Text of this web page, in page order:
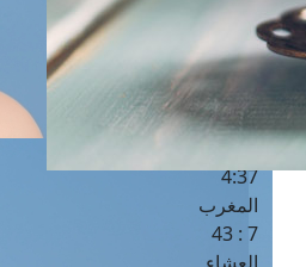
الشروق
6 :18
الظهر
العصر
4:37
المغرب
7 : 43